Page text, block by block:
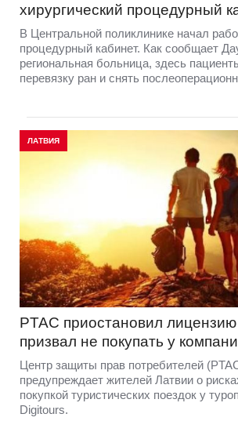
хирургический процедурный
В Центральной поликлинике начал
процедурный кабинет. Как сообщает
региональная больница, здесь
перевязку ран и снять
ЛАТВИЯ
PTAC приостановил
призвал не покупать у
Центр защиты прав потребителей
предупреждает жителей Латвии о
покупкой туристических поездок у
Digitours.